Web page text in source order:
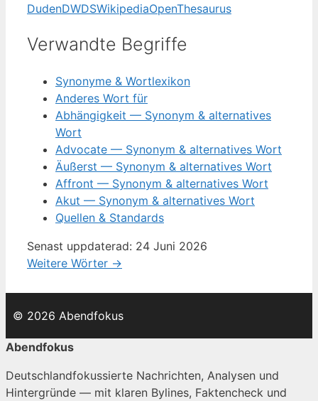
DudenDWDSWikipediaOpenThesaurus
Verwandte Begriffe
Synonyme & Wortlexikon
Anderes Wort für
Abhängigkeit — Synonym & alternatives
Wort
Advocate — Synonym & alternatives Wort
Äußerst — Synonym & alternatives Wort
Affront — Synonym & alternatives Wort
Akut — Synonym & alternatives Wort
Quellen & Standards
Senast uppdaterad: 24 Juni 2026
Weitere Wörter →
© 2026 Abendfokus
Abendfokus
Deutschlandfokussierte Nachrichten, Analysen und
Hintergründe — mit klaren Bylines, Faktencheck und